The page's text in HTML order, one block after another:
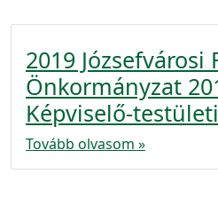
2019 Józsefvárosi
Önkormányzat
Képviselő-
Tovább olvasom »